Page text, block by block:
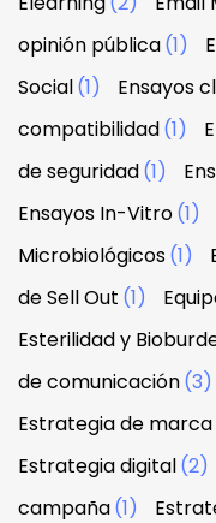
opinión pública(1)
Social(1) Ensayos
compatibilidad(1)
de seguridad(1)
Ensayos In-Vitro(1)
Microbiológicos(1)
de Sell Out (1)
Esterilidad y
de comunicación(3)
Estrategia de marca
Estrategia digital(2)
campaña(1)